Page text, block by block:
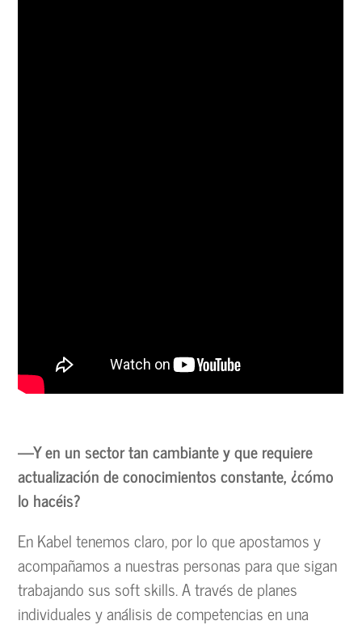
—Y en un sector tan cambiante y que requiere
actualización de conocimientos constante, ¿cómo
lo hacéis?
En Kabel tenemos claro, por lo que apostamos y
acompañamos a nuestras personas para que sigan
trabajando sus soft skills. A través de planes
individuales y análisis de competencias en una